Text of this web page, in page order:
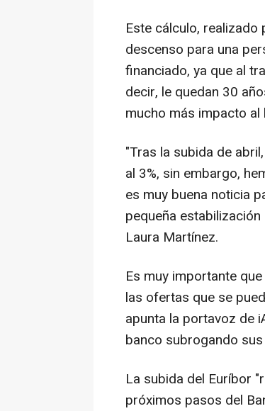
Este cálculo,
descenso para una
financiado, ya que al
decir, le quedan 30
mucho más impacto
"Tras la subida de
al 3%, sin embargo,
es muy buena noticia
pequeña
Laura Martínez.
Es muy importante
las ofertas que se
apunta la portavoz de
banco subrogando
La subida del Euríbor
próximos pasos del